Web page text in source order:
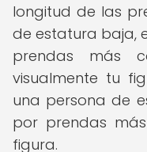
longitud de las
de estatura baja,
prendas más
visualmente tu
una persona de
por prendas
figura.